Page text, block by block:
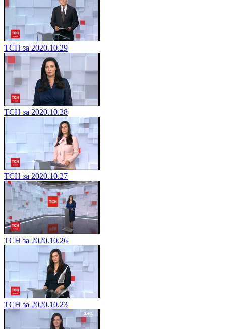
ТСН за 2020.10.29
ТСН за 2020.10.28
ТСН за 2020.10.27
ТСН за 2020.10.26
ТСН за 2020.10.23